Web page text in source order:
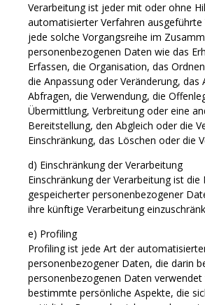
Verarbeitung ist jeder mit oder ohne
automatisierter Verfahren ausgeführte
jede solche Vorgangsreihe im
personenbezogenen Daten wie das
Erfassen, die Organisation, das
die Anpassung oder Veränderung, das
Abfragen, die Verwendung, die
Übermittlung, Verbreitung oder eine
Bereitstellung, den Abgleich oder die
Einschränkung, das Löschen oder die
d) Einschränkung der Verarbeitung
Einschränkung der Verarbeitung ist die
gespeicherter personenbezogener
ihre künftige Verarbeitung
e) Profiling
Profiling ist jede Art der
personenbezogener Daten, die darin
personenbezogenen Daten
bestimmte persönliche Aspekte, die